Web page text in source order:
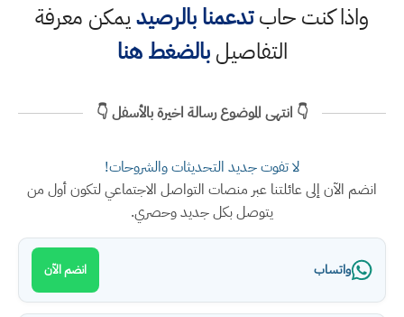
واذا كنت حابتدعمنا بالرصيديمكن معرفة
التفاصيلبالضغط هنا
👇 انتهى الموضوع رسالة اخيرة بالأسفل 👇
لا تفوت جديد التحديثات والشروحات!
انضم الآن إلى عائلتنا عبر منصات التواصل الاجتماعي لتكون أول من
يتوصل بكل جديد وحصري.
واتساب انضم الآن